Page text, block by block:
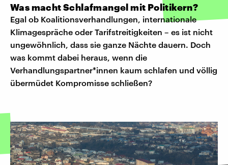
Was macht Schlafmangel mit Politikern?
Egal ob Koalitionsverhandlungen, internationale
Klimagespräche oder Tarifstreitigkeiten – es ist nicht
ungewöhnlich, dass sie ganze Nächte dauern. Doch
was kommt dabei heraus, wenn die
Verhandlungspartner*innen kaum schlafen und völlig
übermüdet Kompromisse schließen?